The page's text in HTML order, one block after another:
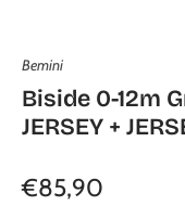
Bemini
Biside 0-12m
JERSEY +
€85,90